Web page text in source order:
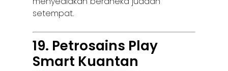
setempat.
19. Petrosains Play
Smart Kuantan